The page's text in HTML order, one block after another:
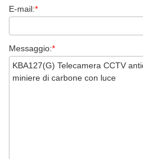
E-mail:*
Messaggio:*